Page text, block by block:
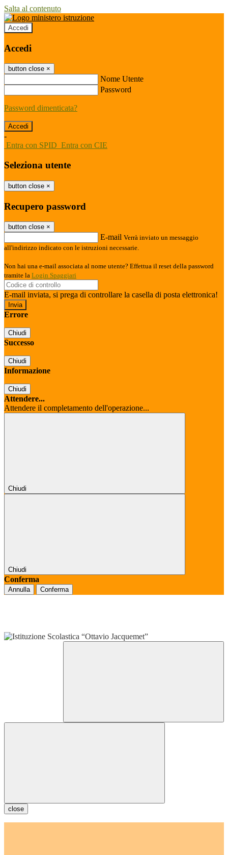
Salta al contenuto
Accedi
Accedi
button close ×
Nome Utente
Password
Password dimenticata?
-
Entra con SPID Entra con CIE
Seleziona utente
button close ×
Recupero password
button close ×
E-mail Verrà inviato un messaggio
all'indirizzo indicato con le istruzioni necessarie.
Non hai una e-mail associata al nome utente? Effettua il reset della password
tramite la Login Spaggiari
E-mail inviata, si prega di controllare la casella di posta elettronica!
Errore
Chiudi
Successo
Chiudi
Informazione
Chiudi
Attendere...
Attendere il completamento dell'operazione...
Chiudi
Chiudi
Conferma
Annulla Conferma
close